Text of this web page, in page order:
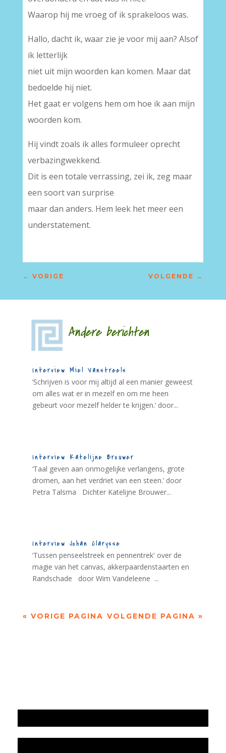
Waarop hij me vroeg of ik sprakeloos was.
Hallo, dacht ik, waar zie je voor mij aan? Alsof
ik letterlijk
niet uit mijn woorden kan komen. Maar dat
bedoelde hij niet.
Het gaat er volgens hem om hoe ik aan mijn
woorden kom.
Hij vindt zoals ik alles formuleer oprecht
verbazingwekkend.
Dit is een totale verrassing, zei ik, zeg maar
een soort van surprise
maar dan anders. Hem leek het meer een
understatement.
← VORIGE VOLGENDE →
Andere berichten
Interview Miel Vanstreels
‘Schrijven is voor mij altijd al een manier geweest
om alles wat er in mezelf en om me heen
gebeurt voor mezelf helder te krijgen.’ door...
Interview Katelijne Brouwer
‘Taal geven aan onmogelijke verlangens, grote
dromen, aan het verdriet van een steen.’ door
Petra Talsma Dichter Katelijne Brouwer...
Interview Johan Clarysse
‘Tussen penseelstreek en pennentrek' over de
magie van het canvas, akkerpaardenstaarten en
Randschade door Wim Vandeleene ...
« VORIGE PAGINA VOLGENDE PAGINA »